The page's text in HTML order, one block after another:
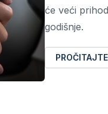
će veći
godišnje.